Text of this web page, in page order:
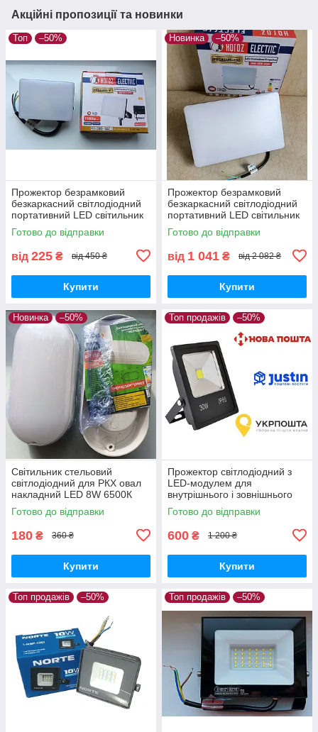
Акційні пропозиції та новинки
Топ –50%
Прожектор безрамковий
безкаркасний світлодіодний
портативний LED світильник
PEGASUS-10 10 Вт 6400 К
SMD
Готово до відправки
від 225 ₴ від 450 ₴
Купити
Новинка –50%
Прожектор безрамковий
безкаркасний світлодіодний
портативний LED світильник
PEGASUS-100 100 Вт 6400 К
SMD
Готово до відправки
від 1 041 ₴ від 2 082 ₴
Купити
Новинка –50%
Світильник стельовий
світлодіодний для РКХ овал
накладний LED 8W 6500К
180-265V IP65 Lemanso
LM903 "Мерідіан"
Готово до відправки
180 ₴ 360 ₴
Купити
Топ продажів –50%
Прожектор світлодіодний з
LED-модулем для
внутрішнього і зовнішнього
(вуличного) освітлення LED
потужністю 30 Вт
Готово до відправки
600 ₴ 1 200 ₴
Купити
Топ продажів –50% Топ продажів –50%